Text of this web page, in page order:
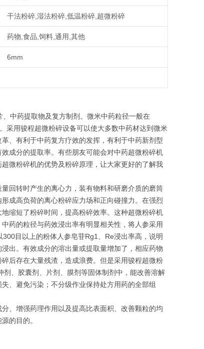
干法粉碎,湿法粉碎,低温粉碎,超微粉碎
药物,食品,饲料,通用,其他
6mm
中药提取物及复方制剂。微米中药粒径一般在
采用骏程超微粉碎设备可以使大多数中药材达到微米
、有利于中药复方疗效的发挥，有利于中药新剂型
成分的提取率。有些朋友可能会对中药超微粉碎机
微粉碎机的优势及粉碎原理，让大家更好的了解我
回转时产生的离心力，装有物料和研磨介质的磨筒
成高负荷的离心粉碎应力场和正向碰撞力。在强烈
缩短了粉碎时间，提高粉碎效率。这种超微粉碎机
药的粒径与药效浸出率有明显相关性，将人参采用
目以上的粉体人参皂苷Rg1、Re浸出率高，说明
出。有效成分的溶出量或提取量增加了，相应药物
后存在大量残渣，造成浪费。但是采用骏程超微粉
、胶囊剂、片剂、膜剂等固体制剂中，能改善溶解
、避免污染；不分级作业保持处方用药的全部组
、增强药理作用以及提高比表面积、改善颗粒的均
的目的。